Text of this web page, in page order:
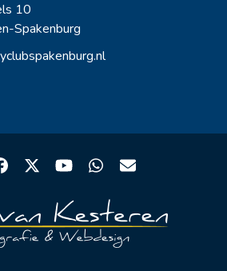
10
Spakenburg
Facebook
TwitterYouTubeWhatsapp
Email